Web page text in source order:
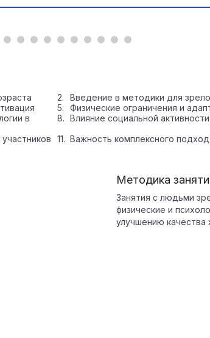
Введение в методики для
Физические ограничения и
в
Влияние социальной активности
Важность комплексного
Методика
Занятия с людьми
физические и
улучшению качества